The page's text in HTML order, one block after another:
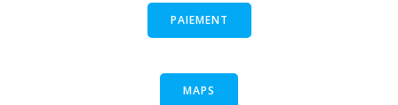
PAIEMENT
MAPS